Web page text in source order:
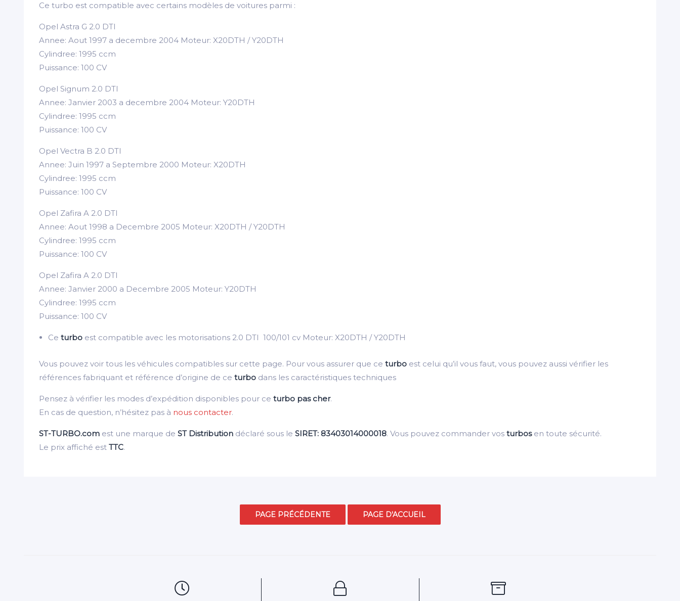
Ce turbo est compatible avec certains modèles de voitures parmi :
Opel Astra G 2.0 DTI
Annee: Aout 1997 a decembre 2004 Moteur: X20DTH / Y20DTH
Cylindree: 1995 ccm
Puissance: 100 CV
Opel Signum 2.0 DTI
Annee: Janvier 2003 a decembre 2004 Moteur: Y20DTH
Cylindree: 1995 ccm
Puissance: 100 CV
Opel Vectra B 2.0 DTI
Annee: Juin 1997 a Septembre 2000 Moteur: X20DTH
Cylindree: 1995 ccm
Puissance: 100 CV
Opel Zafira A 2.0 DTI
Annee: Aout 1998 a Decembre 2005 Moteur: X20DTH / Y20DTH
Cylindree: 1995 ccm
Puissance: 100 CV
Opel Zafira A 2.0 DTI
Annee: Janvier 2000 a Decembre 2005 Moteur: Y20DTH
Cylindree: 1995 ccm
Puissance: 100 CV
Ce turbo est compatible avec les motorisations 2.0 DTI 100/101 cv Moteur: X20DTH / Y20DTH
Vous pouvez voir tous les véhicules compatibles sur cette page. Pour vous assurer que ce turbo est celui qu’il vous faut, vous pouvez aussi vérifier les
références fabriquant et référence d’origine de ce turbo dans les caractéristiques techniques
Pensez à vérifier les modes d’expédition disponibles pour ce turbo pas cher.
En cas de question, n’hésitez pas à nous contacter.
ST-TURBO.com est une marque de ST Distribution déclaré sous le SIRET: 83403014000018. Vous pouvez commander vos turbosen toute sécurité.
Le prix affiché est TTC.